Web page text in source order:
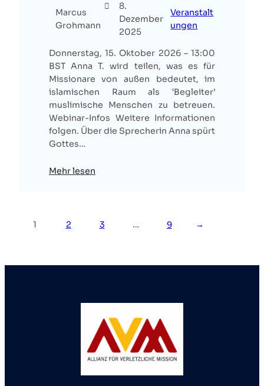
Marcus
Grohmann
8.
Dezember
2025
Veranstalt
ungen
Donnerstag, 15. Oktober 2026 – 13:00
BST Anna T. wird teilen, was es für
Missionare von außen bedeutet, im
islamischen Raum als ‘Begleiter’
muslimische Menschen zu betreuen.
Webinar-Infos Weitere Informationen
folgen. Über die Sprecherin Anna spürt
Gottes…
Mehr lesen
1 2 3 … 9 →